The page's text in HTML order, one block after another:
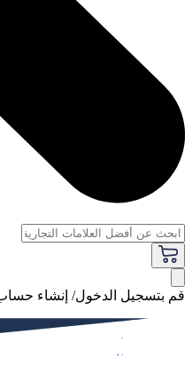
قم بتسجيل الدخول/ إنشاء
فاخر
النساء
الرجال